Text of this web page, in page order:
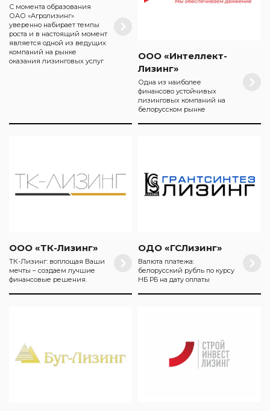
С момента образования
ОАО «Агролизинг»
уверенно набирает темпы
роста и в настоящий момент
является одной из ведущих
компаний на рынке
оказания лизинговых услуг
ООО «Интеллект-
Лизинг»
Одна из наиболее
финансово устойчивых
лизинговых компаний на
белорусском рынке
ООО «ТК-Лизинг»
ТК-Лизинг: воплощая Ваши
мечты – создаем лучшие
финансовые решения.
ОДО «ГСЛизинг»
Валюта платежа:
белорусский рубль по курсу
НБ РБ на дату оплаты